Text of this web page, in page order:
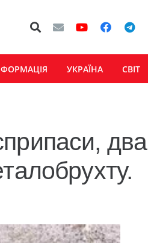
УКРАЇНА СВІТ
два